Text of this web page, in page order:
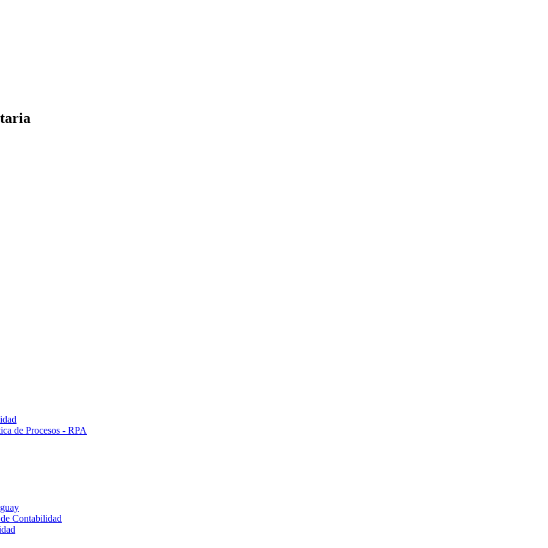
de Procesos - RPA
Contabilidad